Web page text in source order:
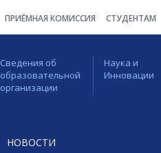
ПРИЁМНАЯ КОМИССИЯ СТУДЕНТАМ
Сведения об
образовательной
организации
Наука и
Инновации
НОВОСТИ